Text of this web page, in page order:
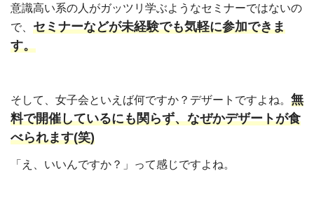
意識高い系の人がガッツリ学ぶようなセミナーではないの
で、 セミナーなどが未経験でも気軽に参加できま
す。
そして、女子会といえば何ですか？デザートですよね。 無
料で開催しているにも関らず、なぜかデザートが食
べられます(笑)
「え、いいんですか？」って感じですよね。